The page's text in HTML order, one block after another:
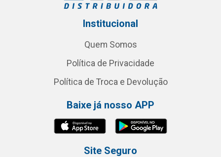
Institucional
Quem Somos
Política de Privacidade
Política de Troca e Devolução
Baixe já nosso APP
Site Seguro